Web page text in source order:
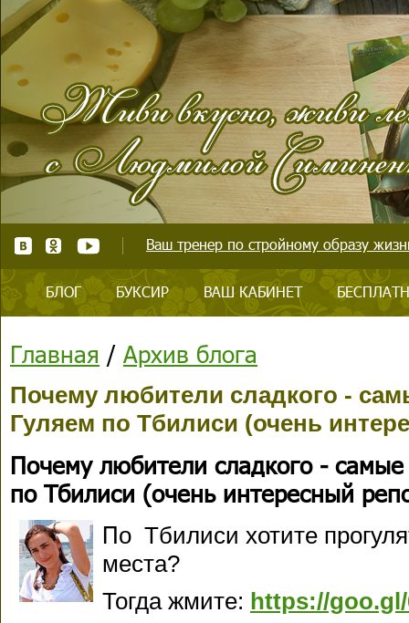
Ваш тренер по стройному образу
БЛОГ БУКСИР ВАШ КАБИНЕТ
Главная / Архив блога
Почему любители сладкого -
Гуляем по Тбилиси (очень
Почему любители сладкого -
по Тбилиси (очень интересный
По Тбилиси хотите
места?
Тогда жмите: https://